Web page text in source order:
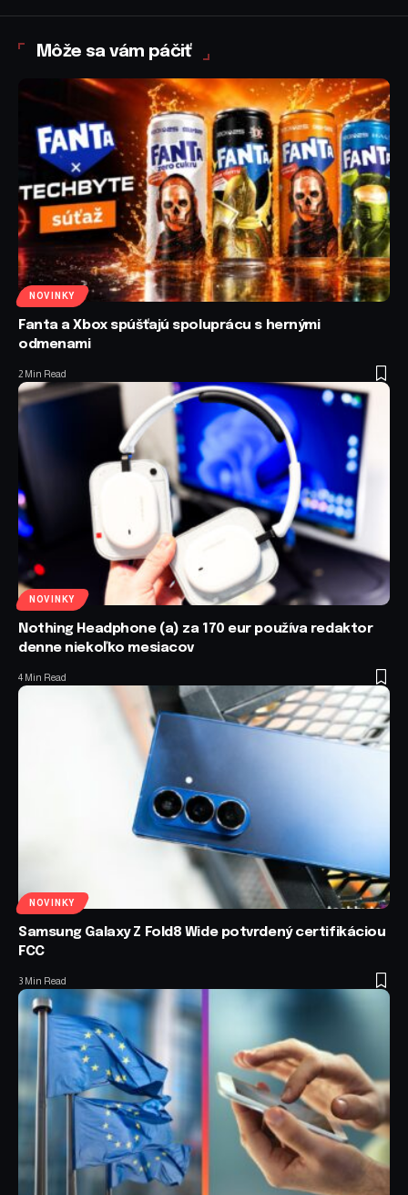
Môže sa vám páčiť
NOVINKY
Fanta a Xbox spúšťajú spoluprácu s hernými
odmenami
2 Min Read
NOVINKY
Nothing Headphone (a) za 170 eur používa redaktor
denne niekoľko mesiacov
4 Min Read
NOVINKY
Samsung Galaxy Z Fold8 Wide potvrdený certifikáciou
FCC
3 Min Read